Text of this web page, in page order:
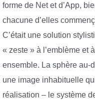
forme de Net et d’App,
chacune d’elles
C’était une solution
« zeste » à l’emblème et
ensemble. La sphère au-
une image inhabituelle
réalisation – le système